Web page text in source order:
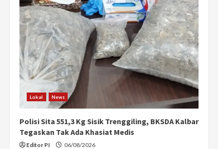
R
e
a
d
i
n
g
Lokal News
Polisi Sita 551,3 Kg Sisik Trenggiling, BKSDA Kalbar
Tegaskan Tak Ada Khasiat Medis
Editor PI 06/08/2026